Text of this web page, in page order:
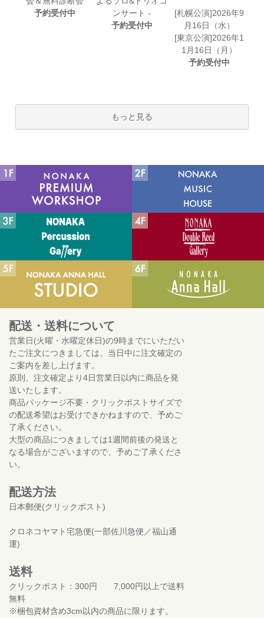
予約受付中
ンサート -
予約受付中
[札幌公演]2026年9
月16日（水）
[東京公演]2026年1
1月16日（月）
予約受付中
もっと見る
配送・送料について
営業日(火曜・水曜定休日)の9時までにいただい
たご注文につきましては、当日中に注文確定の
ご案内を差し上げます。
原則、注文確定より4日営業日以内に商品を発
送いたします。
商品パッケージ不要・クリックポストサイズで
の配送希望はお受けできかねますので、予めご
了承ください。
大型の商品につきましては1週間前後の発送と
なる場合がございますので、予めご了承くださ
い。
配送方法
日本郵便(クリックポスト)
クロネコヤマト宅急便(一部佐川急便／福山通
運)
送料
クリックポスト：300円 7,000円以上で送料
無料
※梱包資材含め3cm以内の商品に限ります。